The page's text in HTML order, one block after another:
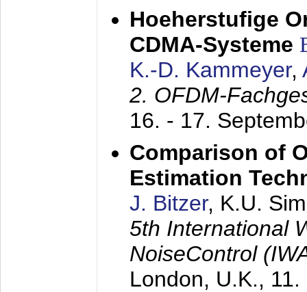
Hoeherstufige
CDMA-Systeme
K.-D. Kammeyer,
2. OFDM-
16. - 17.
Comparison of
Estimation
J. Bitzer, K.U.
5th International
NoiseControl
London, U.K.,